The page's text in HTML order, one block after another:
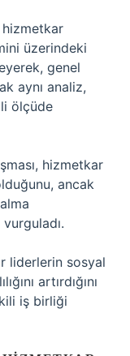
hizmetkar
üzerindeki
genel
aynı analiz,
ölçüde
hizmetkar
ancak
liderlerin sosyal
artırdığını
iş birliği